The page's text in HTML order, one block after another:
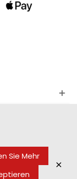
Sie Mehr
×